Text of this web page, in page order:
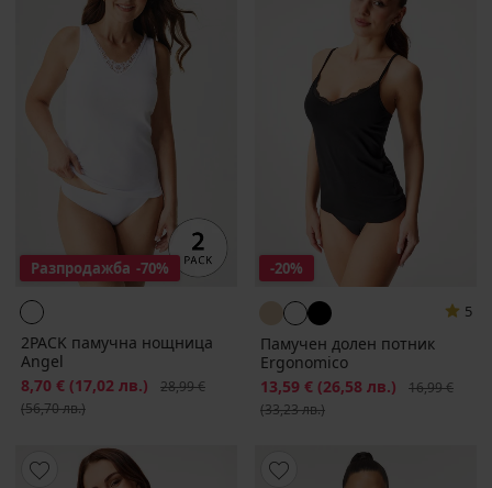
Разпродажба -70%
2PACK памучна нощница
Angel
Намаление
8,70 € (17,02 лв.) Първоначална цена
28,99 €
(56,70 лв.)
-20%
5
Памучен долен потник
Ergonomico
Намаление
13,59 € (26,58 лв.)
16,99 €
(33,23 лв.)